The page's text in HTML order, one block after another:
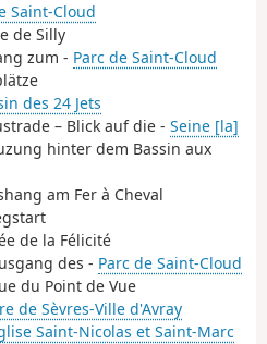
Saint-Cloud
de Silly
zum - Parc de Saint-Cloud
des 24 Jets
– Blick auf die - Seine [la]
hinter dem Bassin aux
am Fer à Cheval
de la Félicité
des - Parc de Saint-Cloud
du Point de Vue
de Sèvres-Ville d'Avray
Saint-Nicolas et Saint-Marc